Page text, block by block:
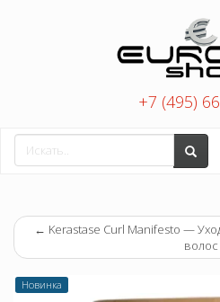
+7 (495)
← Kerastase Curl Manifesto —
волос
Новинка